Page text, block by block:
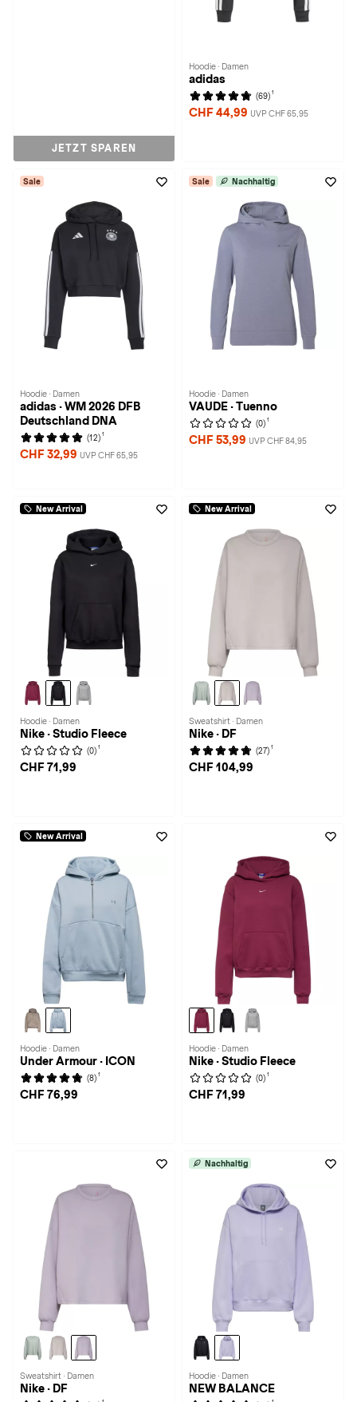
JETZT SPAREN
Hoodie · Damen
adidas
(69) 1
CHF 44,99 UVP CHF 65,95
Sale
Hoodie · Damen
adidas · WM 2026 DFB
Deutschland DNA
(12) 1
CHF 32,99 UVP CHF 65,95
Sale Nachhaltig
Hoodie · Damen
VAUDE · Tuenno
(0) 1
CHF 53,99 UVP CHF 84,95
New Arrival
Hoodie · Damen
Nike · Studio Fleece
(0) 1
CHF 71,99
New Arrival
Sweatshirt · Damen
Nike · DF
(27) 1
CHF 104,99
New Arrival
Hoodie · Damen
Under Armour · ICON
(8) 1
CHF 76,99
Hoodie · Damen
Nike · Studio Fleece
(0) 1
CHF 71,99
Sweatshirt · Damen
Nike · DF
Nachhaltig
Hoodie · Damen
NEW BALANCE